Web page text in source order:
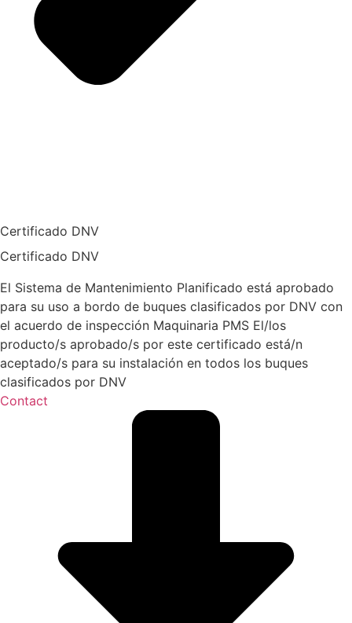
Certificado DNV
Certificado DNV
El Sistema de Mantenimiento Planificado está aprobado
para su uso a bordo de buques clasificados por DNV con
el acuerdo de inspección Maquinaria PMS El/los
producto/s aprobado/s por este certificado está/n
aceptado/s para su instalación en todos los buques
clasificados por DNV
Contact